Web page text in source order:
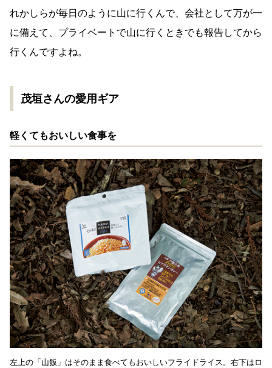
れかしらが毎日のように山に行くんで、会社として万が一
に備えて、プライベートで山に行くときでも報告してから
行くんですよね。
茂垣さんの愛用ギア
軽くてもおいしい食事を
左上の「山飯」はそのまま食べてもおいしいフライドライス。右下はロ